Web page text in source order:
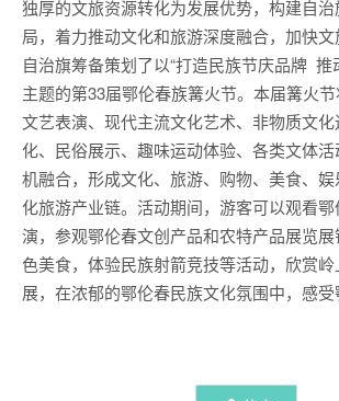
独厚的文旅资源转化为发展优势，构建自
局，着力推动文化和旅游深度融合，加快文
自治旗筹备策划了以“打造民族节庆品牌 推
主题的第33届鄂伦春族篝火节。本届篝火
文艺表演、现代主流文化艺术、非物质文
化、民俗展示、趣味运动体验、各类文体
机融合，形成文化、旅游、购物、美食、
化旅游产业链。活动期间，游客可以观看
演，参观鄂伦春文创产品和农特产品展览
色美食，体验民族射箭竞技等活动，欣赏
展，在浓郁的鄂伦春民族文化氛围中，感受